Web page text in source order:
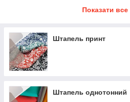
одного кольору
Показати все
Штапель принт
Штапель однотонний